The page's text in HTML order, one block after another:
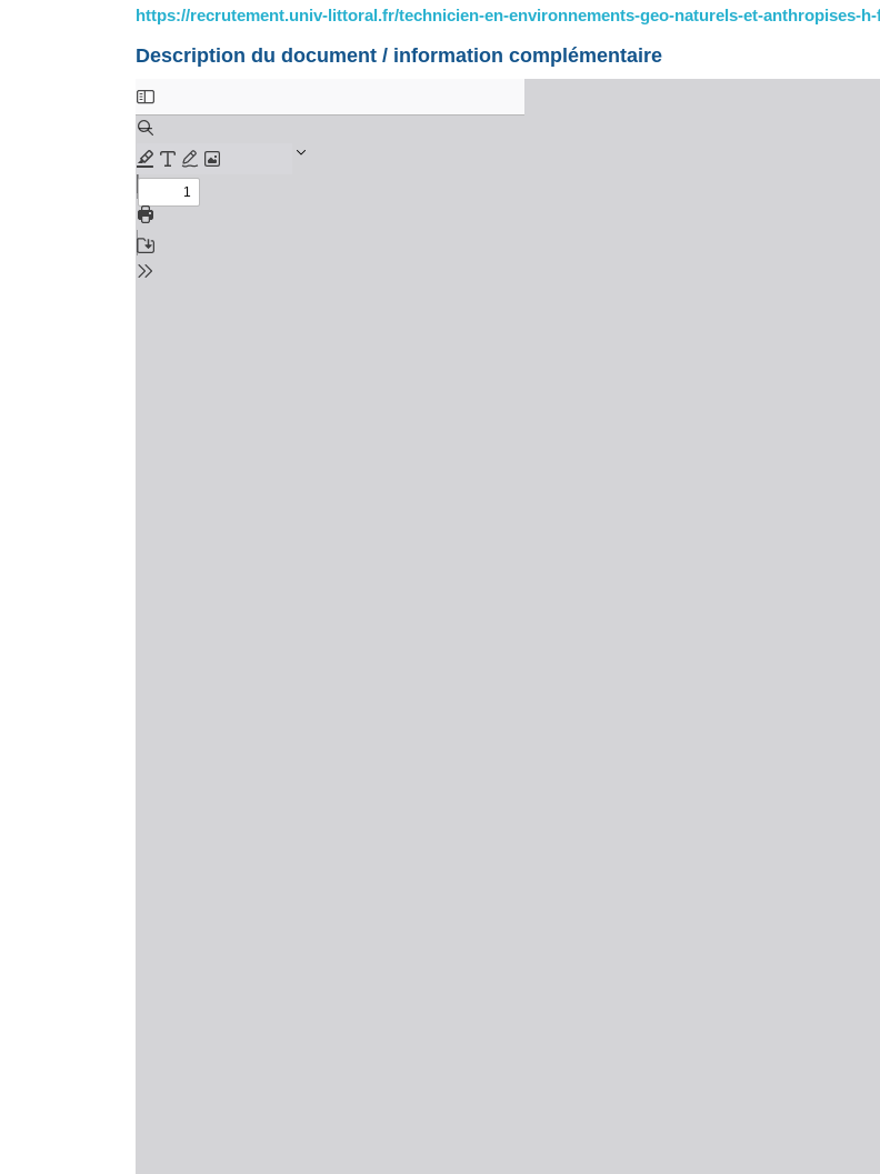
https://recrutement.univ-littoral.fr/technicien-en-environnements-geo-naturels-et-anthropises-h-
Description du document / information complémentaire